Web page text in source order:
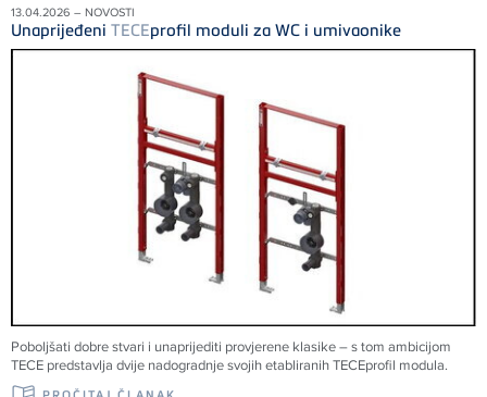
13.04.2026 – NOVOSTI
Unaprijeđeni TECEprofil moduli za WC i umivaonike
Poboljšati dobre stvari i unaprijediti provjerene klasike – s tom ambicijom
TECE predstavlja dvije nadogradnje svojih etabliranihTECEprofil modula.